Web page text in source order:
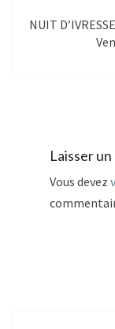
NUIT
Laisser
Vous devez